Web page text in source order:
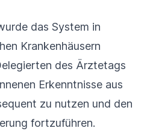
das System in
Krankenhäusern
des Ärztetags
Erkenntnisse aus
zu nutzen und den
fortzuführen.